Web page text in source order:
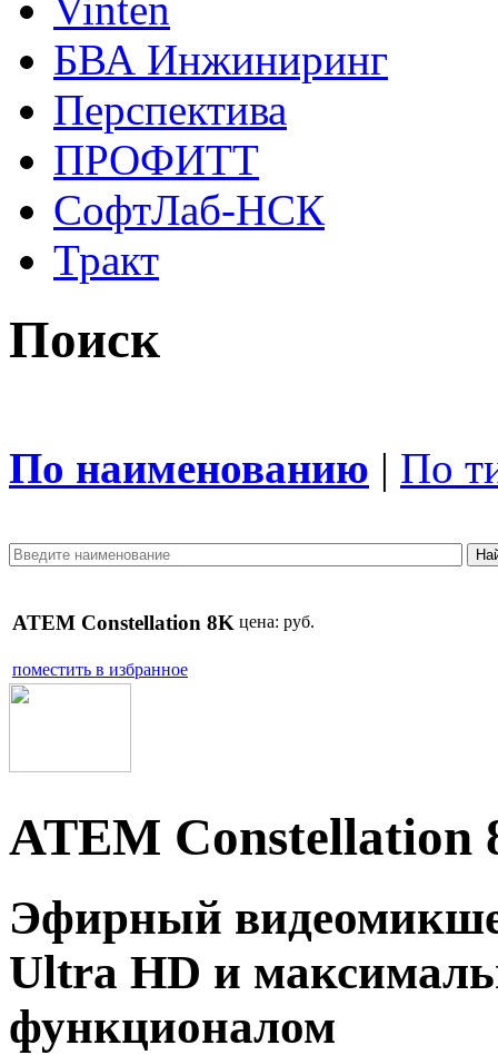
Vinten
БВА Инжиниринг
Перспектива
ПРОФИТТ
СофтЛаб-НСК
Тракт
Поиск
По наименованию | По
ATEM Constellation 8K цена: руб.
поместить в избранное
ATEM Constellation
Эфирный
Ultra HD и
функционалом